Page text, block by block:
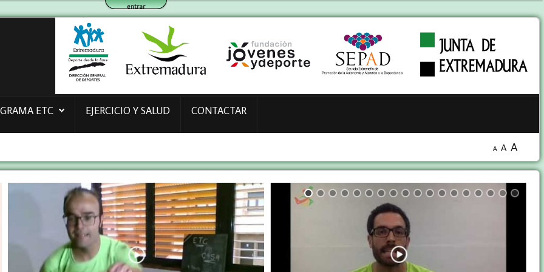
entrar
ETC EJERCICIO Y SALUD CONTACTAR
A A A